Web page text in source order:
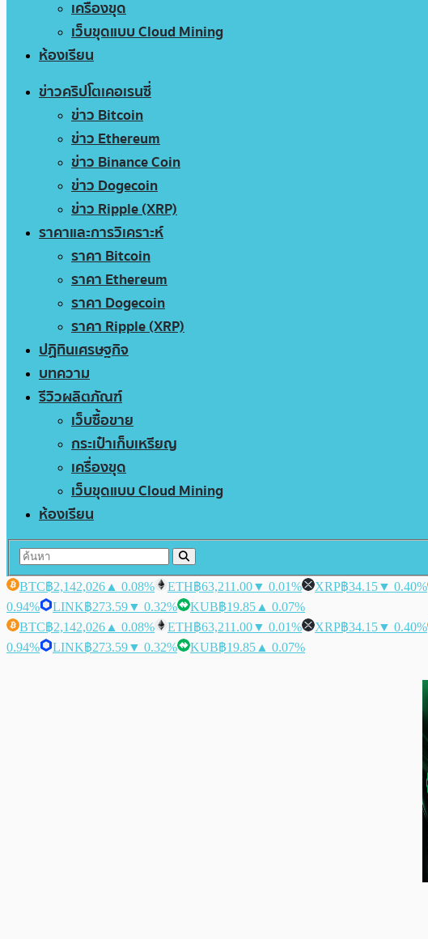
เครื่องขุด
เว็บขุดแบบ Cloud Mining
ห้องเรียน
ข่าวคริปโตเคอเรนซี่
ข่าว Bitcoin
ข่าว Ethereum
ข่าว Binance Coin
ข่าว Dogecoin
ข่าว Ripple (XRP)
ราคาและการวิเคราะห์
ราคา Bitcoin
ราคา Ethereum
ราคา Dogecoin
ราคา Ripple (XRP)
ปฏิทินเศรษฐกิจ
บทความ
รีวิวผลิตภัณฑ์
เว็บซื้อขาย
กระเป๋าเก็บเหรียญ
เครื่องขุด
เว็บขุดแบบ Cloud Mining
ห้องเรียน
BTC฿2,142,026 ▲ 0.08% ETH฿63,211.00▼ 0.01% XRP฿34.15▼ 0.40%
0.94%
LINK฿273.59▼ 0.32% KUB฿19.85 ▲ 0.07%
BTC฿2,142,026 ▲ 0.08% ETH฿63,211.00▼ 0.01% XRP฿34.15▼ 0.40%
0.94%
LINK฿273.59▼ 0.32% KUB฿19.85 ▲ 0.07%